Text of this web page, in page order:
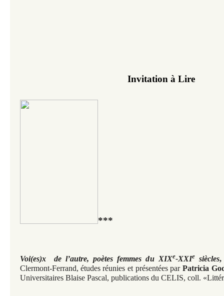
Invitation à Lire
***
Voi(es)x de l’autre, poètes femmes du XIXe-XXIesiècles,
Clermont-Ferrand, études réunies et présentées parPatricia
Universitaires Blaise Pascal, publications du CELIS, coll.